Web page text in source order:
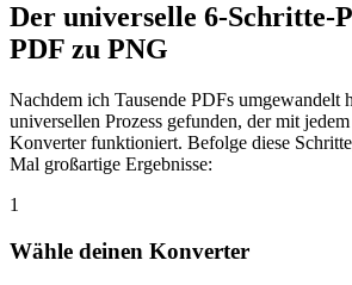
Der universelle 6-Schritte-
PDF zu PNG
Nachdem ich Tausende PDFs umgewandelt
universellen Prozess gefunden, der mit
Konverter funktioniert. Befolge diese
Mal großartige Ergebnisse:
1
Wähle deinen Konverter